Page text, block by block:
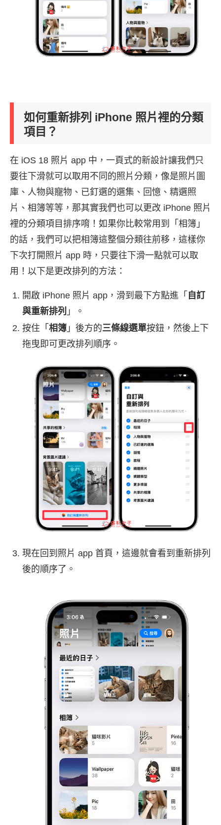
如何重新排列 iPhone 照片裡的分類
項目？
在 iOS 18 照片 app 中，一頁式的新設計讓我們只
要往下滑就可以取用不同的照片分類，像是照片圖
庫、人物與寵物、已釘選的選集、回憶、精選照
片、相簿等等，那其實我們也可以更改 iPhone 照片
裡的分類項目排序唷！如果你比較常用到「相簿」
的話，我們可以把相簿這整個分類往前移，這樣你
下次打開照片 app 時，只要往下滑一點就可以取
用！以下是更改排列的方法：
開啟 iPhone 照片 app，滑到最下方點進「 自訂
與重新排列 」。
按住「 相簿 」後方的三條線選單按鈕，然後上下
拖曳即可更改排列順序。
現在回到照片 app 首頁，這邊就會看到重新排列
後的順序了。